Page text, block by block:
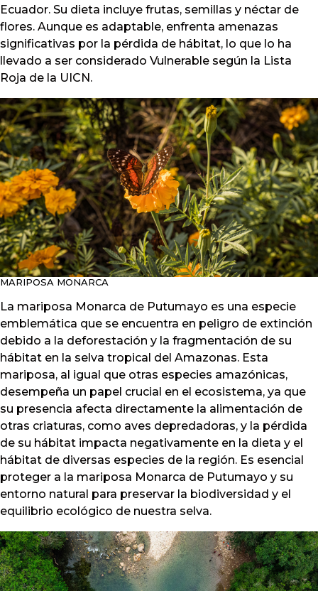
Ecuador. Su dieta incluye frutas, semillas y néctar de
flores. Aunque es adaptable, enfrenta amenazas
significativas por la pérdida de hábitat, lo que lo ha
llevado a ser considerado Vulnerable según la Lista
Roja de la UICN.
MARIPOSA MONARCA
La mariposa Monarca de Putumayo es una especie
emblemática que se encuentra en peligro de extinción
debido a la deforestación y la fragmentación de su
hábitat en la selva tropical del Amazonas. Esta
mariposa, al igual que otras especies amazónicas,
desempeña un papel crucial en el ecosistema, ya que
su presencia afecta directamente la alimentación de
otras criaturas, como aves depredadoras, y la pérdida
de su hábitat impacta negativamente en la dieta y el
hábitat de diversas especies de la región. Es esencial
proteger a la mariposa Monarca de Putumayo y su
entorno natural para preservar la biodiversidad y el
equilibrio ecológico de nuestra selva.